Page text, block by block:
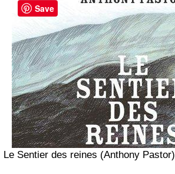
Le Sentier des reines (Anthony Pastor)
Save